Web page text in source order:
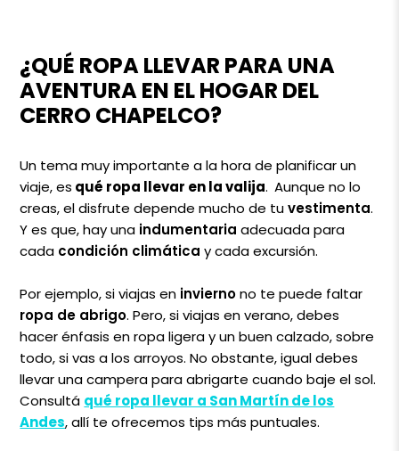
¿QUÉ ROPA LLEVAR PARA UNA
AVENTURA EN EL HOGAR DEL
CERRO CHAPELCO?
Un tema muy importante a la hora de planificar un
viaje, es qué ropa llevar en la valija. Aunque no lo
creas, el disfrute depende mucho de tuvestimenta.
Y es que, hay una indumentaria adecuada para
cada condición climática y cada excursión.
Por ejemplo, si viajas en inviernono te puede faltar
ropa de abrigo. Pero, si viajas en verano, debes
hacer énfasis en ropa ligera y un buen calzado, sobre
todo, si vas a los arroyos. No obstante, igual debes
llevar una campera para abrigarte cuando baje el sol.
Consultá qué ropa llevar a San Martín de los
Andes, allí te ofrecemos tips más puntuales.